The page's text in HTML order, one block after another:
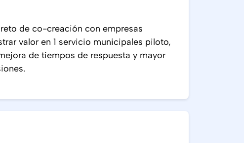
de co-creación con empresas
valor en 1 servicio municipales piloto,
de tiempos de respuesta y mayor